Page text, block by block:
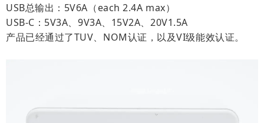
USB总输出：5V6A（each 2.4A max）
USB-C：5V3A、9V3A、15V2A、20V1.5A
产品已经通过了TUV、NOM认证，以及VI级能效认证。